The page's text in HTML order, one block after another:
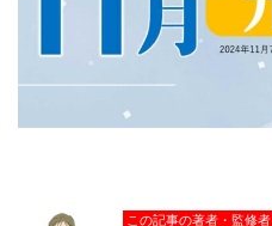
この記事の著者・監修者